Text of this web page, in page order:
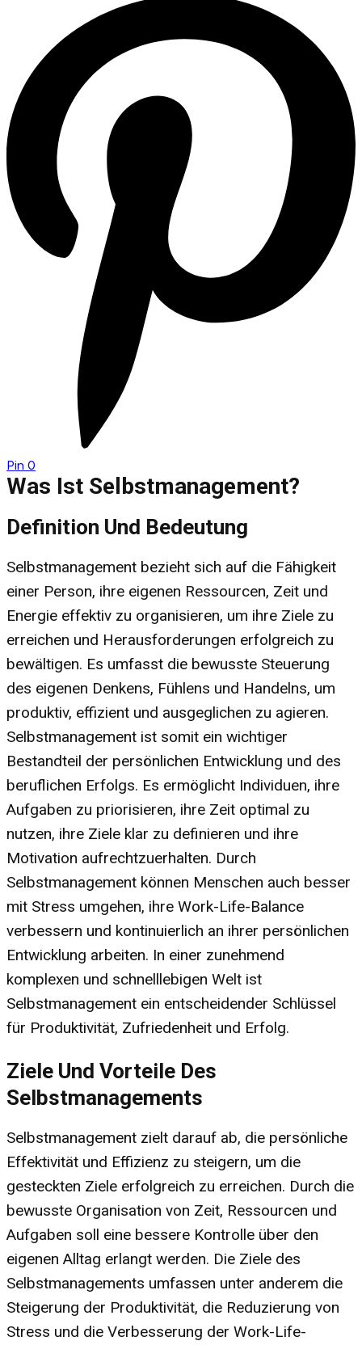
Pin 0
Was Ist Selbstmanagement?
Definition Und Bedeutung
Selbstmanagement bezieht sich auf die Fähigkeit
einer Person, ihre eigenen Ressourcen, Zeit und
Energie effektiv zu organisieren, um ihre Ziele zu
erreichen und Herausforderungen erfolgreich zu
bewältigen. Es umfasst die bewusste Steuerung
des eigenen Denkens, Fühlens und Handelns, um
produktiv, effizient und ausgeglichen zu agieren.
Selbstmanagement ist somit ein wichtiger
Bestandteil der persönlichen Entwicklung und des
beruflichen Erfolgs. Es ermöglicht Individuen, ihre
Aufgaben zu priorisieren, ihre Zeit optimal zu
nutzen, ihre Ziele klar zu definieren und ihre
Motivation aufrechtzuerhalten. Durch
Selbstmanagement können Menschen auch besser
mit Stress umgehen, ihre Work-Life-Balance
verbessern und kontinuierlich an ihrer persönlichen
Entwicklung arbeiten. In einer zunehmend
komplexen und schnelllebigen Welt ist
Selbstmanagement ein entscheidender Schlüssel
für Produktivität, Zufriedenheit und Erfolg.
Ziele Und Vorteile Des
Selbstmanagements
Selbstmanagement zielt darauf ab, die persönliche
Effektivität und Effizienz zu steigern, um die
gesteckten Ziele erfolgreich zu erreichen. Durch die
bewusste Organisation von Zeit, Ressourcen und
Aufgaben soll eine bessere Kontrolle über den
eigenen Alltag erlangt werden. Die Ziele des
Selbstmanagements umfassen unter anderem die
Steigerung der Produktivität, die Reduzierung von
Stress und die Verbesserung der Work-Life-